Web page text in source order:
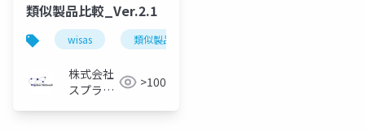
類似製品比較_Ver.2.1
wisas 類似製品比較
株式会社
スプライ
>100